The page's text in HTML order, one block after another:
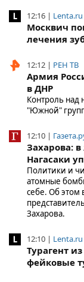
12:16 | Lenta.ru
Москвич
лечения
12:12 | РЕН ТВ
Армия
в ДНР
Контроль над
"Южной"
12:10 |
Захарова:
Нагасаки
Политики и
атомные
себе. Об этом
Захарова.
12:10 | Lenta.ru
Турагент
фейковые